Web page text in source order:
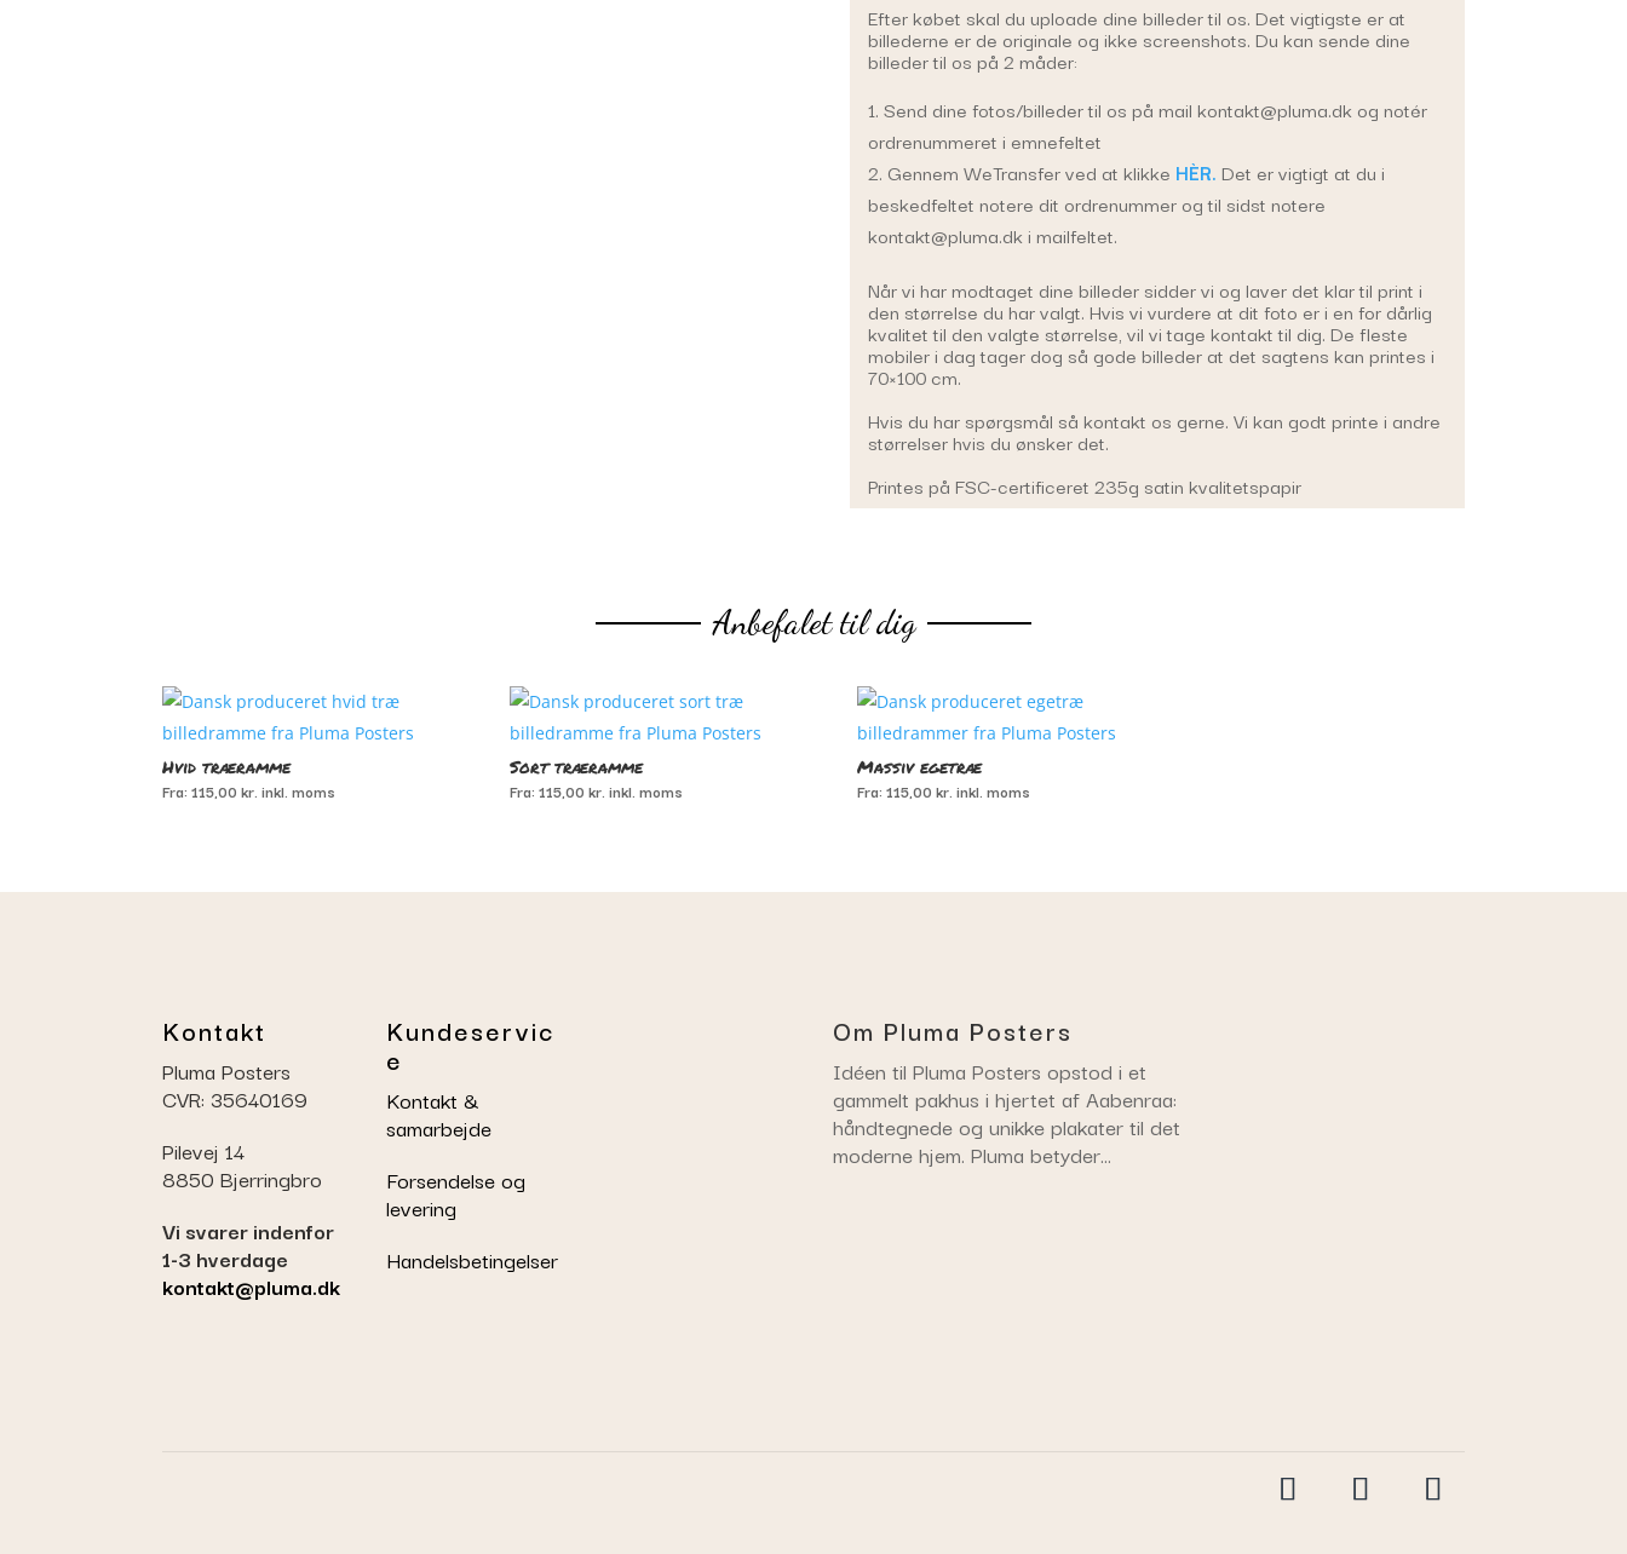
Efter købet skal du uploade dine billeder til os. Det vigtigste er at
billederne er de originale og ikke screenshots. Du kan sende dine
billeder til os på 2 måder:
Send dine fotos/billeder til os på mail kontakt@pluma.dk og notér
ordrenummeret i emnefeltet
Gennem WeTransfer ved at klikke HÈR. Det er vigtigt at du i
beskedfeltet notere dit ordrenummer og til sidst notere
kontakt@pluma.dk i mailfeltet.
Når vi har modtaget dine billeder sidder vi og laver det klar til print i
den størrelse du har valgt. Hvis vi vurdere at dit foto er i en for dårlig
kvalitet til den valgte størrelse, vil vi tage kontakt til dig. De fleste
mobiler i dag tager dog så gode billeder at det sagtens kan printes i
70×100 cm.
Hvis du har spørgsmål så kontakt os gerne. Vi kan godt printe i andre
størrelser hvis du ønsker det.
Printes på FSC-certificeret 235g satin kvalitetspapir
Anbefalet til dig
Hvid træramme
Fra:115,00kr. inkl. moms
Sort træramme
Fra:115,00kr. inkl. moms
Massiv egetræ
Fra: 115,00 kr. inkl. moms
Kontakt
Pluma Posters
CVR: 35640169
Pilevej 14
8850 Bjerringbro
Vi svarer indenfor
1-3 hverdage
kontakt@pluma.dk
Kundeservic
e
Kontakt &
samarbejde
Forsendelse og
levering
Handelsbetingelser
Om Pluma Posters
Idéen til Pluma Posters opstod i et
gammelt pakhus i hjertet af Aabenraa:
håndtegnede og unikke plakater til det
moderne hjem. Pluma betyder…